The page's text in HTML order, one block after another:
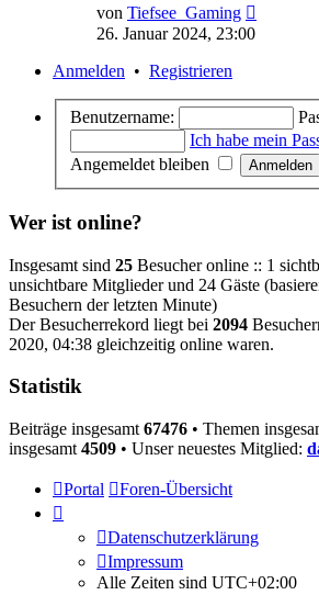
von Tiefsee_Gaming
26. Januar 2024, 23:00
Anmelden • Registrieren
Benutzername:
Ich habe mein
Angemeldet bleiben
Wer ist online?
Insgesamt sind 25 Besucher online :: 1
unsichtbare Mitglieder und 24 Gäste
Besuchern der letzten Minute)
Der Besucherrekord liegt bei 2094
2020, 04:38 gleichzeitig online waren.
Statistik
Beiträge insgesamt 67476 • Themen
insgesamt 4509 • Unser neuestes Mitglied:
Portal Foren-Übersicht
Datenschutzerklärung
Impressum
Alle Zeiten sind UTC+02:00